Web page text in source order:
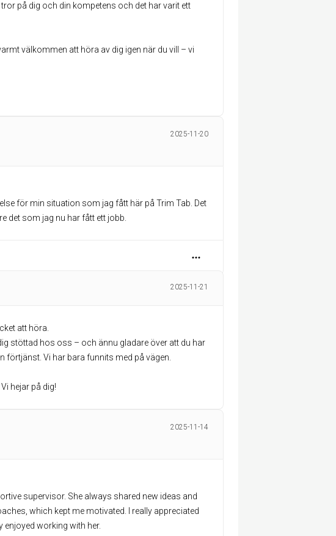
på dig och din kompetens och det har varit ett
välkommen att höra av dig igen när du vill – vi
2025-11-20
för min situation som jag fått här på Trim Tab. Det
det som jag nu har fått ett jobb.
2025-11-21
att höra.
stöttad hos oss – och ännu gladare över att du har
förtjänst. Vi har bara funnits med på vägen.
hejar på dig!
2025-11-14
supervisor. She always shared new ideas and
which kept me motivated. I really appreciated
enjoyed working with her.